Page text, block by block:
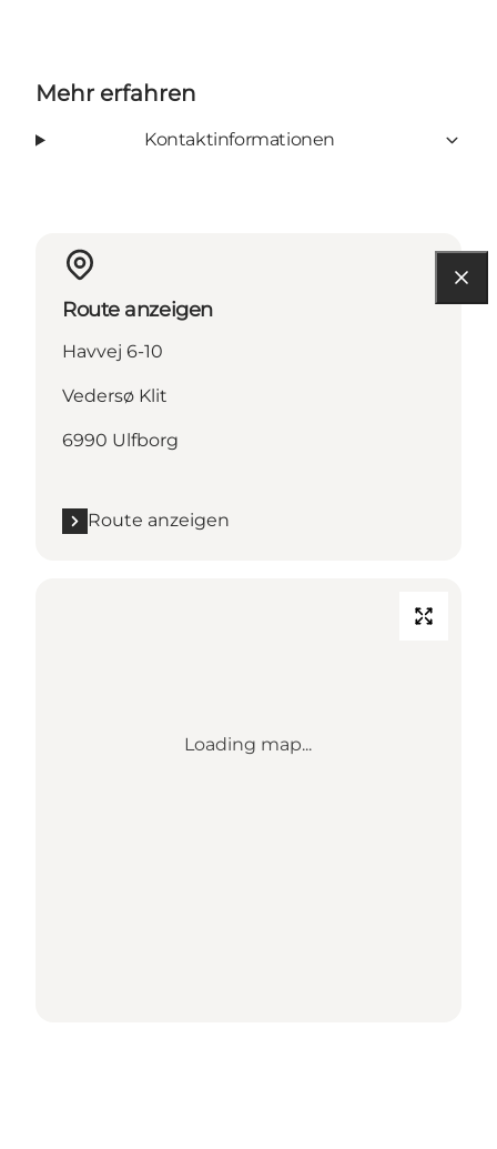
Mehr erfahren
Kontaktinformationen
Route anzeigen
Havvej 6-10
Vedersø Klit
6990 Ulfborg
Route anzeigen
Loading map...